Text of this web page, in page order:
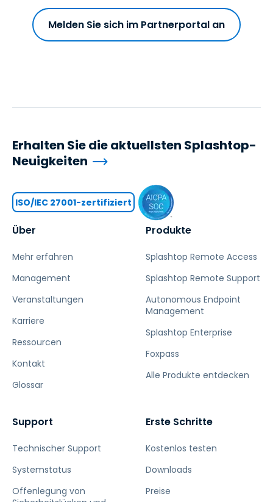
Melden Sie sich im Partnerportal an
Über
Mehr erfahren
Management
Veranstaltungen
Karriere
Ressourcen
Kontakt
Glossar
Produkte
Splashtop Remote Access
Splashtop Remote Support
Autonomous Endpoint
Management
Splashtop Enterprise
Foxpass
Alle Produkte entdecken
Support
Technischer Support
Systemstatus
Offenlegung von
Erste Schritte
Kostenlos testen
Downloads
Preise
Erhalten Sie die aktuellsten Splashtop-
Neuigkeiten
ISO/IEC 27001-zertifiziert